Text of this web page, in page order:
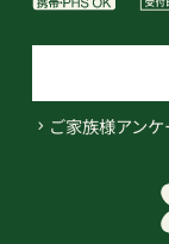
ご家族様アンケ